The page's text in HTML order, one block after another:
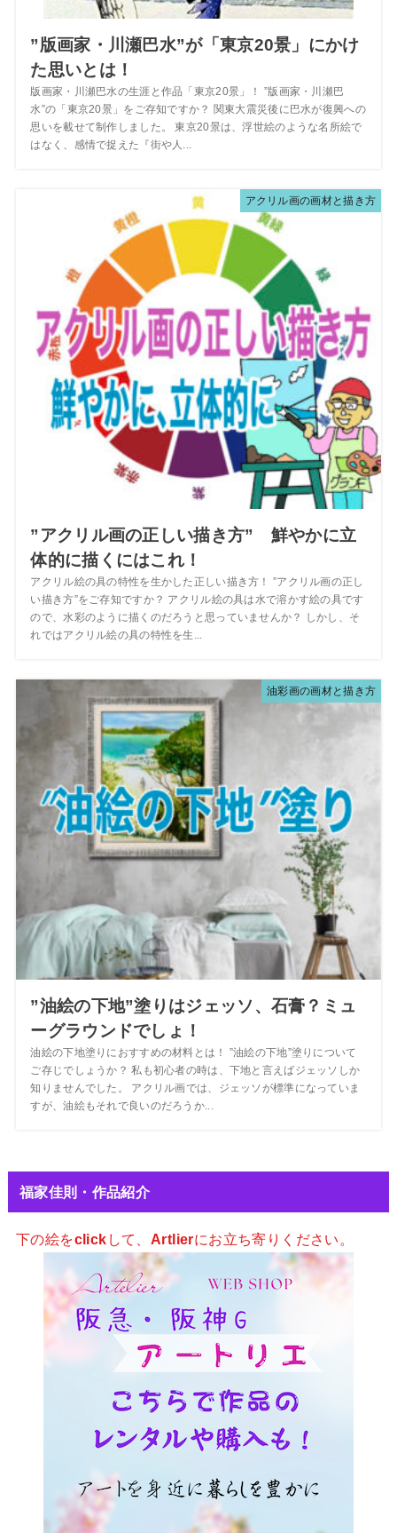
”版画家・川瀬巴水”が「東京20景」にかけ
た思いとは！
版画家・川瀬巴水の生涯と作品「東京20景」！ ”版画家・川瀬巴
水”の「東京20景」をご存知ですか？ 関東大震災後に巴水が復興への
思いを載せて制作しました。 東京20景は、浮世絵のような名所絵で
はなく、感情で捉えた『街や人...
アクリル画の画材と描き方
”アクリル画の正しい描き方” 鮮やかに立
体的に描くにはこれ！
アクリル絵の具の特性を生かした正しい描き方！ ”アクリル画の正し
い描き方”をご存知ですか？ アクリル絵の具は水で溶かす絵の具です
ので、水彩のように描くのだろうと思っていませんか？ しかし、そ
れではアクリル絵の具の特性を生...
油彩画の画材と描き方
”油絵の下地”塗りはジェッソ、石膏？ミュ
ーグラウンドでしょ！
油絵の下地塗りにおすすめの材料とは！ ”油絵の下地”塗りについて
ご存じでしょうか？ 私も初心者の時は、下地と言えばジェッソしか
知りませんでした。 アクリル画では、ジェッソが標準になっていま
すが、油絵もそれで良いのだろうか...
福家佳則・作品紹介
下の絵をclick して、 Artlierにお立ち寄りください。